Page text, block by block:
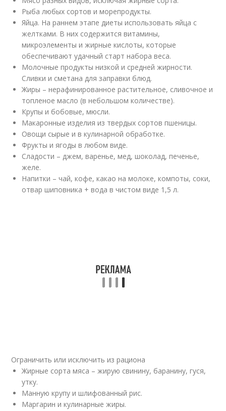
Рыба любых сортов и морепродукты.
Яйца. На раннем этапе диеты использовать яйца с
желтками. В них содержится витамины,
микроэлементы и жирные кислоты, которые
обеспечивают удачный старт набора веса.
Молочные продукты низкой и средней жирности.
Сливки и сметана для заправки блюд.
Жиры – нерафинированное растительное, сливочное и
топленое масло (в небольшом количестве).
Крупы и бобовые, мюсли.
Макаронные изделия из твердых сортов пшеницы.
Овощи сырые и в кулинарной обработке.
Фрукты и ягоды в любом виде.
Сладости – джем, варенье, мед, шоколад, печенье,
желе.
Напитки – чай, кофе, какао на молоке, компоты, соки,
отвар шиповника + вода в чистом виде 1,5 л.
Ограничить или исключить из рациона
Жирные сорта мяса – жирую свинину, баранину, гуся,
утку.
Манную крупу и шлифованный рис.
Маргарин и кулинарные жиры.